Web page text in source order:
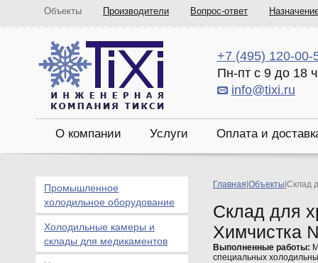
Объекты Производители Вопрос-ответ
+7 (495) 120-00-
Пн-пт с 9 до 18
info@tixi.ru
О компании Услуги Оплата и
Главная Объекты Склад
Склад для
Химчистка
Выполненные работы:
специальных
Промышленное
холодильное оборудование
Холодильные камеры и
склады для медикаментов